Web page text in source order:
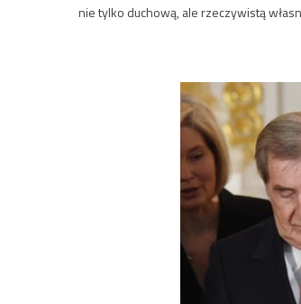
nie tylko duchową, ale rzeczywistą